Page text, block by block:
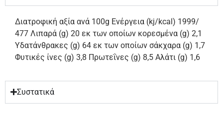
Διατροφική αξία ανά 100g Ενέργεια (kj/kcal) 1999/
477 Λιπαρά (g) 20 εκ των οποίων κορεσμένα (g) 2,1
Υδατάνθρακες (g) 64 εκ των οποίων σάκχαρα (g) 1,7
Φυτικές ίνες (g) 3,8 Πρωτεΐνες (g) 8,5 Αλάτι (g) 1,6
Συστατικά